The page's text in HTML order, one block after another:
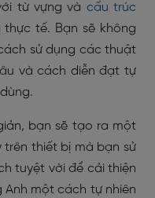
từ vựng và cấu trúc
tế. Bạn sẽ không
sử dụng các thuật
và cách diễn đạt tự
bạn sẽ tạo ra một
trên thiết bị mà bạn sử
tuyệt vời để cải thiện
Anh một cách tự nhiên